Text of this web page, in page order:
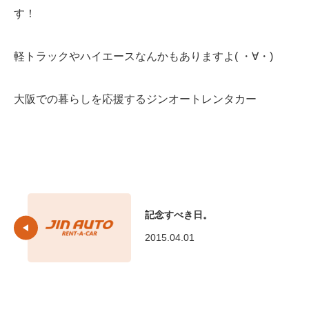
す！
軽トラックやハイエースなんかもありますよ( ・∀・)
大阪での暮らしを応援するジンオートレンタカー
記念すべき日。
2015.04.01